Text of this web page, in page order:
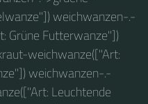
weichwanzen-.-
Grüne Futterwanze"])
weichwanze(["Art:
weichwanzen-.-
Leuchtende